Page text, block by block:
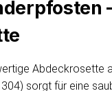
Abdeckrosette
sorgt für eine